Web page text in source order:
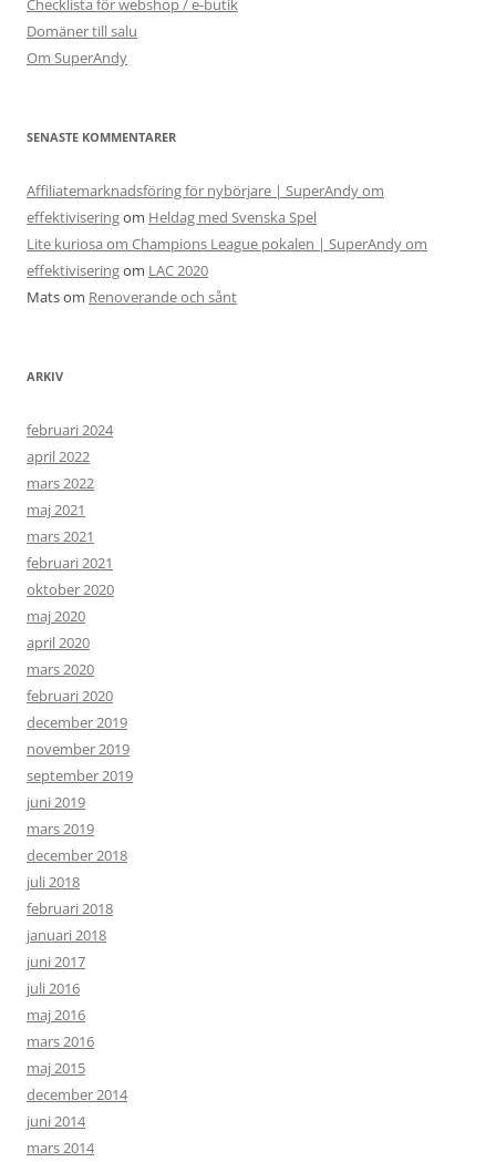
Checklista för webshop / e-butik
Domäner till salu
Om SuperAndy
SENASTE KOMMENTARER
Affiliatemarknadsföring för nybörjare | SuperAndy om
effektiviseringom Heldag med Svenska Spel
Lite kuriosa om Champions League pokalen | SuperAndy om
effektiviseringom LAC 2020
Matsom Renoverande och sånt
ARKIV
februari 2024
april 2022
mars 2022
maj 2021
mars 2021
februari 2021
oktober 2020
maj 2020
april 2020
mars 2020
februari 2020
december 2019
november 2019
september 2019
juni 2019
mars 2019
december 2018
juli 2018
februari 2018
januari 2018
juni 2017
juli 2016
maj 2016
mars 2016
maj 2015
december 2014
juni 2014
mars 2014